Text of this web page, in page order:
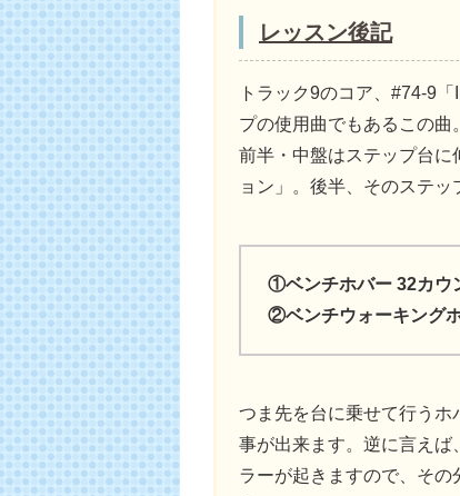
レッスン後記
トラック9のコア、#74-9
プの使用曲でもあるこの曲。
前半・中盤はステップ台に
ョン」。後半、そのステ
①ベンチホバー 32カウ
②ベンチウォーキング
つま先を台に乗せて行うホ
事が出来ます。逆に言えば
ラーが起きますので、その